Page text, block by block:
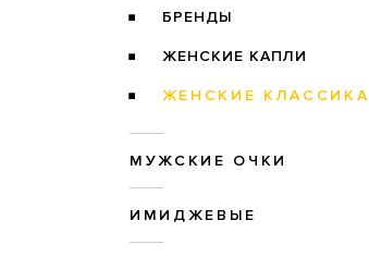
БРЕНДЫ
ЖЕНСКИЕ КАПЛИ
ЖЕНСКИЕ КЛАССИКА
МУЖСКИЕ ОЧКИ
ИМИДЖЕВЫЕ